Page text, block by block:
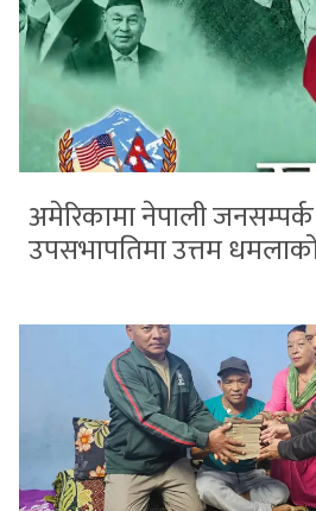
अमेरिकामा नेपाली जनसम्पर्क
उपसभापतिमा उत्तम